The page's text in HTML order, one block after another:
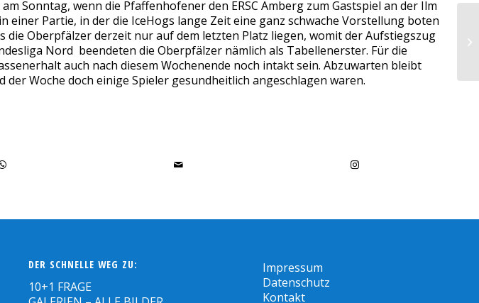
Sonntag, wenn die Pfaffenhofener den ERSC Amberg zum Gastspiel an der Ilm
Partie, in der die IceHogs lange Zeit eine ganz schwache Vorstellung boten
Oberpfälzer derzeit nur auf dem letzten Platz liegen, womit der Aufstiegszug
Nord beendeten die Oberpfälzer nämlich als Tabellenerster. Für die
auch nach diesem Wochenende noch intakt sein. Abzuwarten bleibt
Woche doch einige Spieler gesundheitlich angeschlagen waren.
DER SCHNELLE WEG ZU:
10+1 FRAGE
Impressum
Datenschutz
Kontakt